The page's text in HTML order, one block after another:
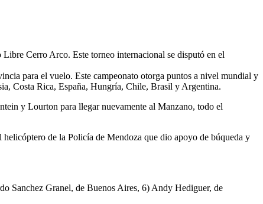
Cerro Arco. Este torneo internacional se disputó en el
para el vuelo. Este campeonato otorga puntos a nivel mundial y
Costa Rica, España, Hungría, Chile, Brasil y Argentina.
y Lourton para llegar nuevamente al Manzano, todo el
de la Policía de Mendoza que dio apoyo de búqueda y
Sanchez Granel, de Buenos Aires, 6) Andy Hediguer, de